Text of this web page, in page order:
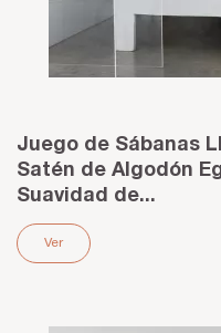
Juego de Sábanas
Satén de Algodón
Suavidad de...
Ver